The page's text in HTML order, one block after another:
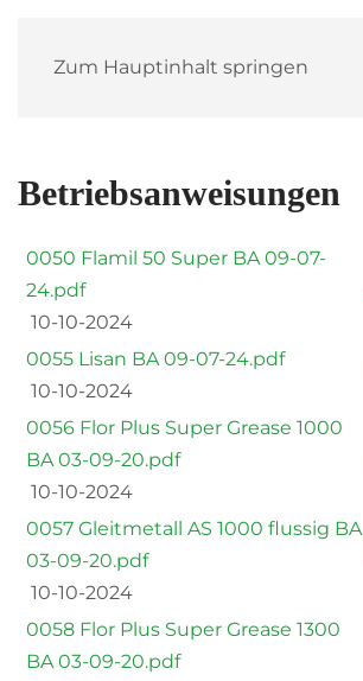
Zum Hauptinhalt springen
Betriebsanweisungen
0050 Flamil 50 Super BA 09-07-
24.pdf
10-10-2024
0055 Lisan BA 09-07-24.pdf
10-10-2024
0056 Flor Plus Super Grease 1000
BA 03-09-20.pdf
10-10-2024
0057 Gleitmetall AS 1000 flussig BA
03-09-20.pdf
10-10-2024
0058 Flor Plus Super Grease 1300
BA 03-09-20.pdf